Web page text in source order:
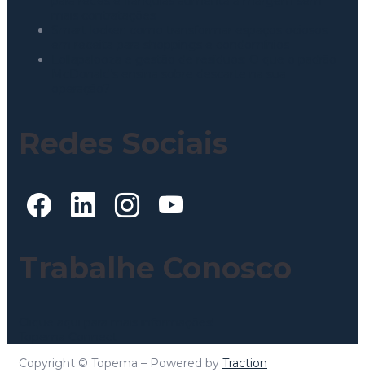
Redes Sociais
Trabalhe Conosco
Copyright © Topema – Powered by Traction